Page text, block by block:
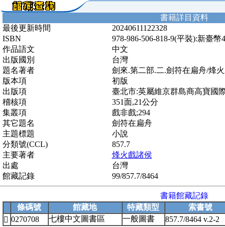
書籍詳目資料
最後更新時間
20240611122328
ISBN
978-986-506-818-9(平裝):新臺幣
作品語文
中文
出版國別
台灣
題名著者
劍來.第二部.二.劍符在扁舟/烽
版本項
初版
出版項
臺北市:英屬維京群島商高寶國
稽核項
351面,21公分
集叢項
戲非戲;294
其它題名
劍符在扁舟
主題標題
小說
分類號(CCL)
857.7
主要著者
烽火戲諸侯
出處
台灣
館藏記錄
99/857.7/8464
書籍館藏記錄
條碼號
館藏地 特藏類型
索書號
 0270708 七樓中文圖書區 一般圖書 857.7/8464 v.2-2